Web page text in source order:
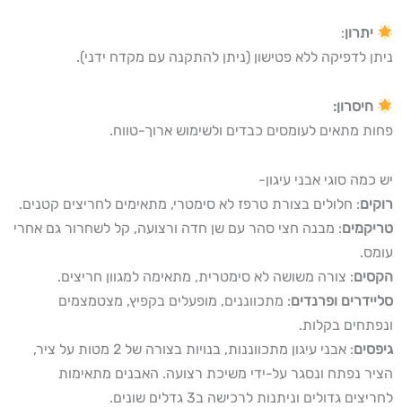
יתרון:
ניתן לדפיקה ללא פטישון (ניתן להתקנה עם מקדח ידני).
חיסרון:
פחות מתאים לעומסים כבדים ולשימוש ארוך-טווח.
יש כמה סוגי אבני עיגון-
רוקים: חלולים בצורת טרפז לא סימטרי, מתאימים לחריצים קטנים.
טריקמים: מבנה חצי סהר עם שן חדה ורצועה, קל לשחרור גם אחרי
עומס.
הקסים: צורה משושה לא סימטרית, מתאימה למגוון חריצים.
סליידרים ופרנדים: מתכווננים, מופעלים בקפיץ, מצטמצמים
ונפתחים בקלות.
גיפסים
: אבני עיגון מתכווננות, בנויות בצורה של 2 מטות על ציר,
הציר נפתח ונסגר על-ידי משיכת רצועה. האבנים מתאימות
לחריצים גדולים וניתנות לרכישה ב3 גדלים שונים.